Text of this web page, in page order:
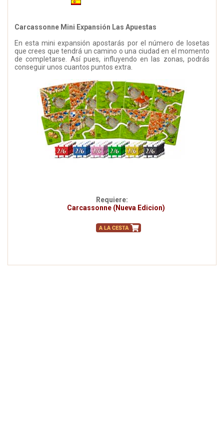
Carcassonne Mini Expansión Las Apuestas
En esta mini expansión apostarás por el número de losetas
que crees que tendrá un camino o una ciudad en el momento
de completarse. Así pues, influyendo en las zonas, podrás
conseguir unos cuantos puntos extra.
Requiere:
Carcassonne (Nueva Edicion)